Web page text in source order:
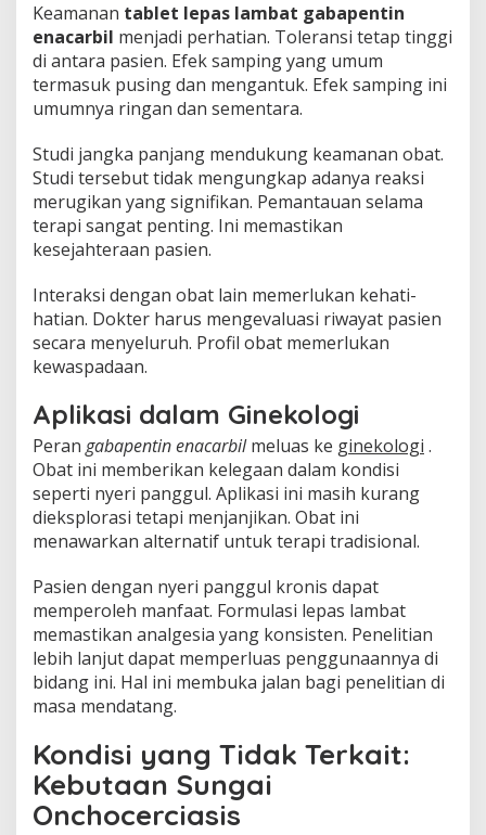
Keamanan tablet lepas lambat gabapentin
enacarbil menjadi perhatian. Toleransi tetap tinggi
di antara pasien. Efek samping yang umum
termasuk pusing dan mengantuk. Efek samping ini
umumnya ringan dan sementara.
Studi jangka panjang mendukung keamanan obat.
Studi tersebut tidak mengungkap adanya reaksi
merugikan yang signifikan. Pemantauan selama
terapi sangat penting. Ini memastikan
kesejahteraan pasien.
Interaksi dengan obat lain memerlukan kehati-
hatian. Dokter harus mengevaluasi riwayat pasien
secara menyeluruh. Profil obat memerlukan
kewaspadaan.
Aplikasi dalam Ginekologi
Peran gabapentin enacarbilmeluas ke ginekologi .
Obat ini memberikan kelegaan dalam kondisi
seperti nyeri panggul. Aplikasi ini masih kurang
dieksplorasi tetapi menjanjikan. Obat ini
menawarkan alternatif untuk terapi tradisional.
Pasien dengan nyeri panggul kronis dapat
memperoleh manfaat. Formulasi lepas lambat
memastikan analgesia yang konsisten. Penelitian
lebih lanjut dapat memperluas penggunaannya di
bidang ini. Hal ini membuka jalan bagi penelitian di
masa mendatang.
Kondisi yang Tidak Terkait:
Kebutaan Sungai
Onchocerciasis